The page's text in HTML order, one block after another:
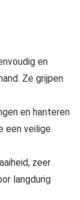
en
Ze grijpen
en hanteren
een veilige
zeer
langdurig